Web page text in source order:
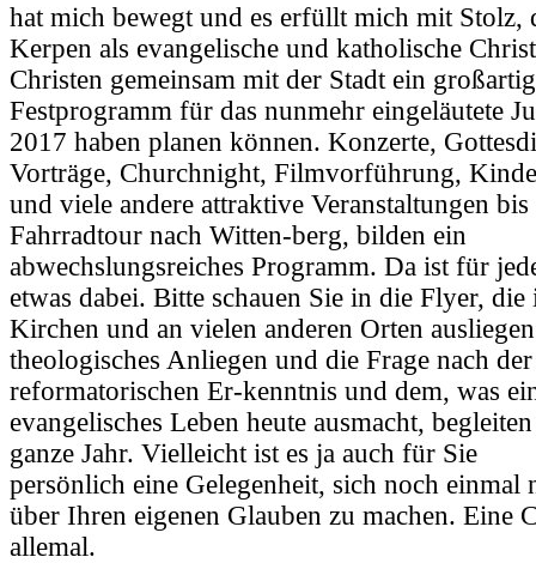
hat mich bewegt und es erfüllt mich mit Stolz,
Kerpen als evangelische und katholische
Christen gemeinsam mit der Stadt ein
Festprogramm für das nunmehr eingeläutete
2017 haben planen können. Konzerte,
Vorträge, Churchnight, Filmvorführung,
und viele andere attraktive Veranstaltungen
Fahrradtour nach Witten-berg, bilden ein
abwechslungsreiches Programm. Da ist für
etwas dabei. Bitte schauen Sie in die Flyer, die
Kirchen und an vielen anderen Orten
theologisches Anliegen und die Frage nach
reformatorischen Er-kenntnis und dem, was
evangelisches Leben heute ausmacht,
ganze Jahr. Vielleicht ist es ja auch für Sie
persönlich eine Gelegenheit, sich noch einmal
über Ihren eigenen Glauben zu machen. Eine
allemal.